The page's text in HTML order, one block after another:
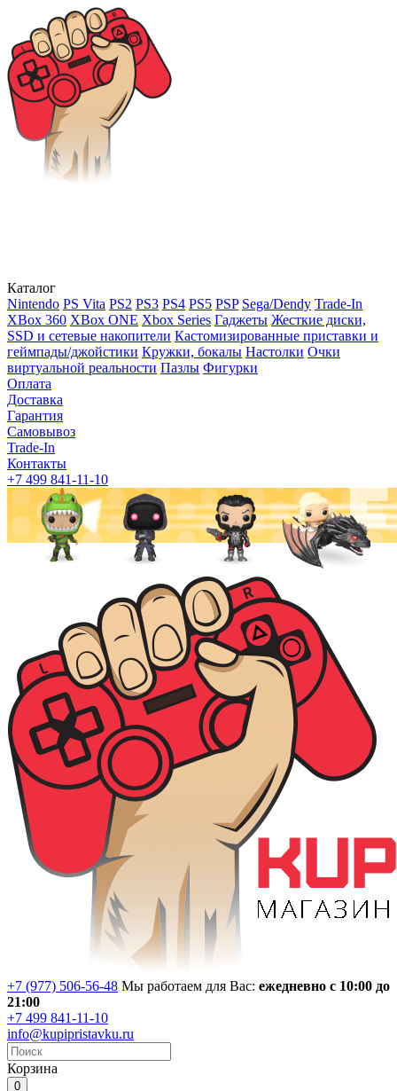
Каталог
Nintendo PS Vita PS2 PS3 PS4 PS5 PSP Sega/Dendy Trade-In
XBox 360 XBox ONE Xbox Series Гаджеты Жесткие диски,
SSD и сетевые накопители Кастомизированные приставки и
геймпады/джойстики Кружки, бокалы Настолки Очки
виртуальной реальности Пазлы Фигурки
Оплата
Доставка
Гарантия
Самовывоз
Trade-In
Контакты
+7 499 841-11-10
+7 (977) 506-56-48 Мы работаем для Вас: ежедневно с 10:00 до
21:00
+7 499 841-11-10
info@kupipristavku.ru
Корзина
0